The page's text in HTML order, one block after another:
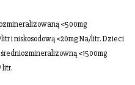
<500mg
i niskosodową <20mg Na/litr. Dzieci
<1500mg
litr.